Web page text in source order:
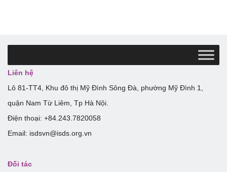
Liên hệ
Lô 81-TT4, Khu đô thị Mỹ Đình Sông Đà, phường Mỹ Đình 1,
quận Nam Từ Liêm, Tp Hà Nội.
Điện thoại: +84.243.7820058
Email: isdsvn@isds.org.vn
Đối tác